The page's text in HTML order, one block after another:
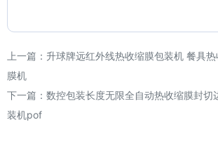
上一篇： 升球牌远红外线热收缩膜包装机 餐具
膜机
下一篇： 数控包装长度无限全自动热收缩膜封切
装机pof